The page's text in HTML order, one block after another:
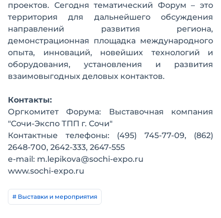
проектов. Сегодня тематический Форум – это
территория для дальнейшего обсуждения
направлений развития региона,
демонстрационная площадка международного
опыта, инноваций, новейших технологий и
оборудования, установления и развития
взаимовыгодных деловых контактов.
Контакты:
Оргкомитет Форума: Выставочная компания
"Сочи-Экспо ТПП г. Сочи"
Контактные телефоны: (495) 745-77-09, (862)
2648-700, 2642-333, 2647-555
e-mail: m.lepikova@sochi-expo.ru
www.sochi-expo.ru
# Выставки и мероприятия